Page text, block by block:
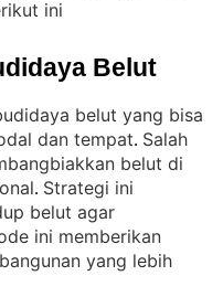
ini
Belut
belut yang bisa
dan tempat. Salah
belut di
. Strategi ini
belut agar
ini memberikan
yang lebih